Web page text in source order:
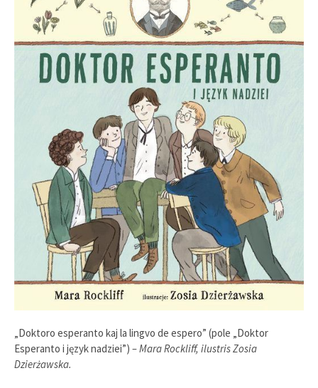
„Doktoro esperanto kaj la lingvo de espero” (pole „Doktor
Esperanto i język nadziei”) – Mara Rockliff, ilustris Zosia
Dzierżawska.